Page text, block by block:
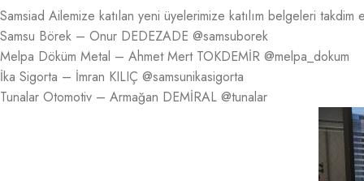
Samsiad Ailemize katılan yeni üyelerimize katılım belgeleri takdim
Samsu Börek – Onur DEDEZADE @samsuborek
Melpa Döküm Metal – Ahmet Mert TOKDEMİR @melpa_dokum
İka Sigorta – İmran KILIÇ @samsunikasigorta
Tunalar Otomotiv – Armağan DEMİRAL @tunalar